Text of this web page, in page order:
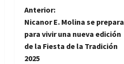
N
a
v
Anterior:
Nicanor E. Molina se prepara
para vivir una nueva edición
de la Fiesta de la Tradición
2025